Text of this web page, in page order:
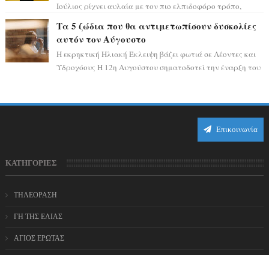
Ιούλιος ρίχνει αυλαία με τον πιο ελπιδοφόρο τρόπο,
Τα 5 ζώδια που θα αντιμετωπίσουν δυσκολίες
αυτόν τον Αύγουστο
Η εκρηκτική Ηλιακή Έκλειψη βάζει φωτιά σε Λέοντες και
Υδροχόους Η 12η Αυγούστου σηματοδοτεί την έναρξη του
Επικοινωνία
ΚΑΤΗΓΟΡΙΕΣ
ΤΗΛΕΟΡΑΣΗ
ΓΗ ΤΗΣ ΕΛΙΑΣ
ΑΓΙΟΣ ΕΡΩΤΑΣ